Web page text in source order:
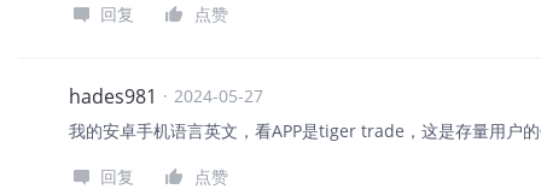
回复
点赞
hades981 · 2024-05-27
我的安卓手机语言英文，看APP是tiger trade，这是存量用户
回复
点赞